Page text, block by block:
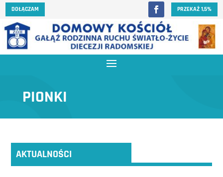
DOŁĄCZAM PRZEKAŻ 1,5%
PIONKI
AKTUALNOŚCI